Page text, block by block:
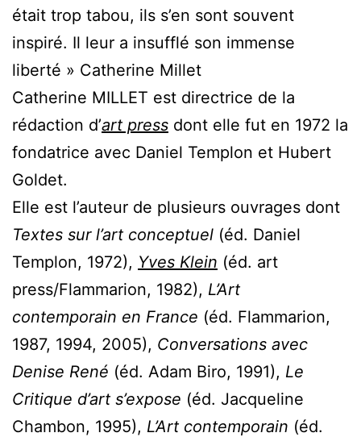
était trop tabou, ils s’en sont souvent
inspiré. Il leur a insufflé son immense
liberté » Catherine Millet
Catherine MILLET est directrice de la
rédaction d’art press dont elle fut en 1972 la
fondatrice avec Daniel Templon et Hubert
Goldet.
Elle est l’auteur de plusieurs ouvrages dont
Textes sur l’art conceptuel (éd. Daniel
Templon, 1972), Yves Klein (éd. art
press/Flammarion, 1982), L’Art
contemporain en France (éd. Flammarion,
1987, 1994, 2005), Conversations avec
Denise René (éd. Adam Biro, 1991), Le
Critique d’art s’expose (éd. Jacqueline
Chambon, 1995), L’Art contemporain (éd.